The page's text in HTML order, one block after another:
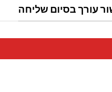
עורך בסיום שליחה